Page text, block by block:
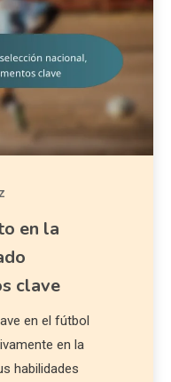
en la
clave
en el fútbol
en la
habilidades